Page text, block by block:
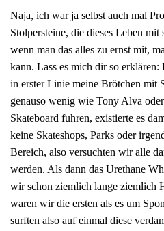
Naja, ich war ja selbst auch mal
Stolpersteine, die dieses Leben
wenn man das alles zu ernst mit,
kann. Lass es mich dir so
in erster Linie meine Brötchen mit
genauso wenig wie Tony Alva
Skateboard fuhren, existierte es
keine Skateshops, Parks oder
Bereich, also versuchten wir alle
werden. Als dann das Urethane
wir schon ziemlich lange ziemlich
waren wir die ersten als es um
surften also auf einmal diese